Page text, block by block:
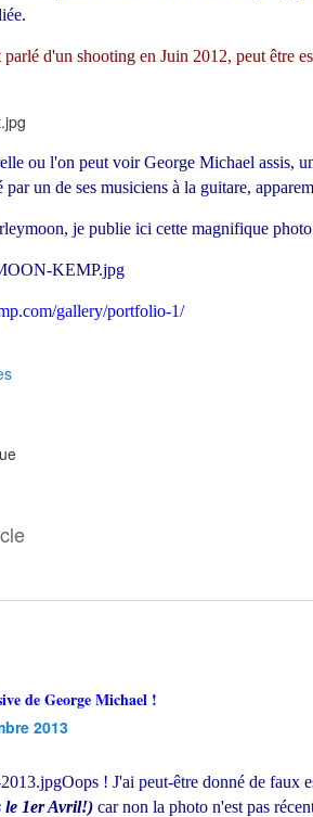
d'un shooting en Juin 2012, peut être
ou l'on peut voir George Michael assis,
par un de ses musiciens à la guitare,
je publie ici cette magnifique photo
gallery/portfolio-1/
de George Michael !
2013
Oops ! J'ai peut-être donné de faux
le 1er Avril!) car non la photo n'est pas